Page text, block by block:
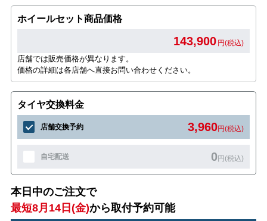
ホイールセット商品価格
143,900 円(税込)
店舗では販売価格が異なります。
価格の詳細は各店舗へ直接お問い合わせください。
タイヤ交換料金
店舗交換予約 3,960円(税込)
自宅配送 0円(税込)
本日中のご注文で
最短8月14日(金)から取付予約可能